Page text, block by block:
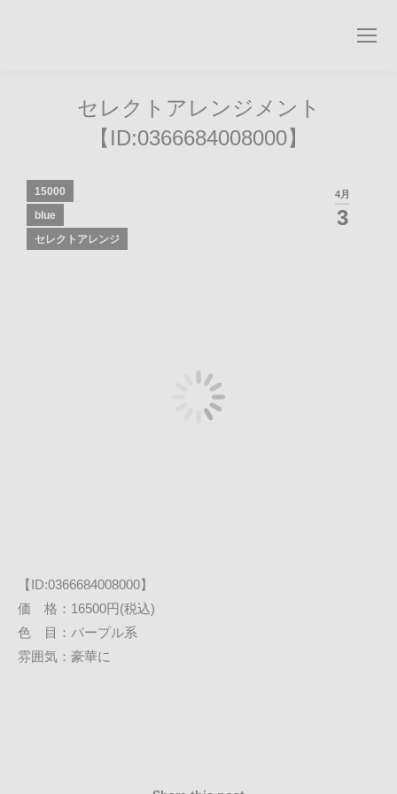
セレクトアレンジメント
【ID:0366684008000】
4月
3
15000
blue
セレクトアレンジ
【ID:0366684008000】
価 格：16500円(税込)
色 目：パープル系
雰囲気：豪華に